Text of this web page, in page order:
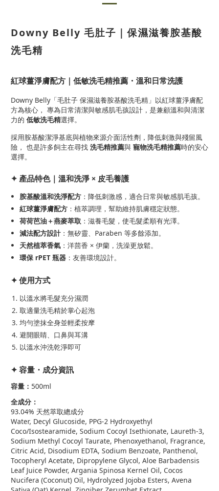
Downy Belly 毛肚子｜保濕滋養胺基酸
洗毛精
紅球薑淨膚配方｜低敏洗毛精推薦・溫和日常洗護
Downy Belly「毛肚子 保濕滋養胺基酸洗毛精」以紅球薑淨膚配
方為核心， 專為日常清潔與敏感肌毛孩設計，是兼顧溫和與清潔
力的 低敏洗毛精選擇。
採用胺基酸潔淨基底與植物來源介面活性劑，降低刺激與殘留風
險， 也是許多飼主在尋找 洗毛精推薦與 寵物洗毛精推薦時的安心
選擇。
✦ 產品特色｜溫和洗淨 × 皮毛養護
胺基酸溫和洗淨配方 ：降低刺激感，適合日常與敏感肌毛孩。
紅球薑淨膚配方 ：植萃調理，幫助維持肌膚穩定狀態。
荷荷芭油＋燕麥萃取 ：滋養毛髮，使毛髮柔順有光澤。
減法配方設計 ：無矽靈、Paraben 等多餘添加。
天然植萃香氣 ：洋茴香 × 伊蘭，洗澡更放鬆。
環保 rPET 瓶器 ：友善環境設計。
✦ 使用方式
以溫水將毛髮充分濕潤
取適量洗毛精於掌心起泡
均勻塗抹全身並輕柔按摩
避開眼睛、口鼻與耳溝
以溫水沖洗乾淨即可
✦ 容量・成分資訊
容量： 500ml
全成分：
93.04% 天然萃取總成分
Water, Decyl Glucoside, PPG-2 Hydroxyethyl
Coco/Isostearamide, Sodium Cocoyl Isethionate, Laureth-3,
Sodium Methyl Cocoyl Taurate, Phenoxyethanol, Fragrance,
Citric Acid, Disodium EDTA, Sodium Benzoate, Panthenol,
Tocopheryl Acetate, Dipropylene Glycol, Aloe Barbadensis
Leaf Juice Powder, Argania Spinosa Kernel Oil, Cocos
Nucifera (Coconut) Oil, Hydrolyzed Jojoba Esters, Avena